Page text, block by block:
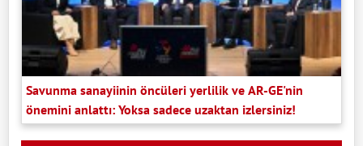
Savunma sanayiinin öncüleri yerlilik ve AR-GE'nin
önemini anlattı: Yoksa sadece uzaktan izlersiniz!